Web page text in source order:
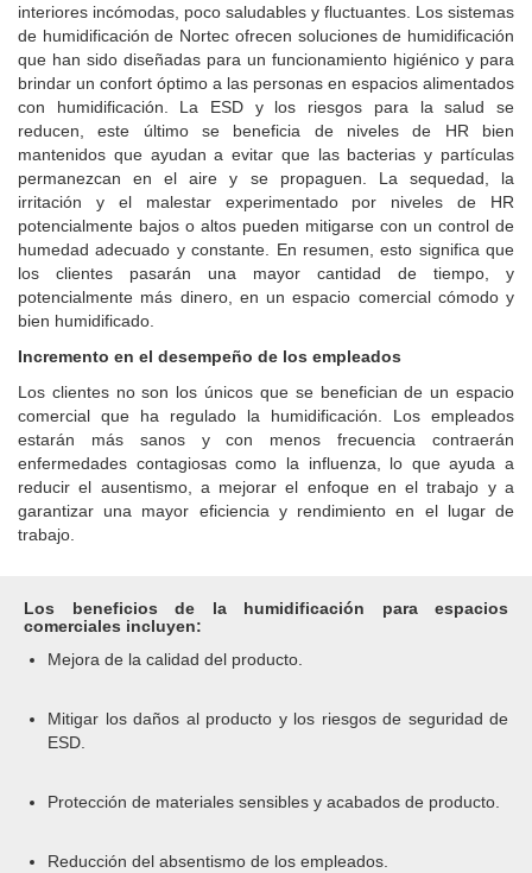
interiores incómodas, poco saludables y fluctuantes. Los sistemas
de humidificación de Nortec ofrecen soluciones de humidificación
que han sido diseñadas para un funcionamiento higiénico y para
brindar un confort óptimo a las personas en espacios alimentados
con humidificación. La ESD y los riesgos para la salud se
reducen, este último se beneficia de niveles de HR bien
mantenidos que ayudan a evitar que las bacterias y partículas
permanezcan en el aire y se propaguen. La sequedad, la
irritación y el malestar experimentado por niveles de HR
potencialmente bajos o altos pueden mitigarse con un control de
humedad adecuado y constante. En resumen, esto significa que
los clientes pasarán una mayor cantidad de tiempo, y
potencialmente más dinero, en un espacio comercial cómodo y
bien humidificado.
Incremento en el desempeño de los empleados
Los clientes no son los únicos que se benefician de un espacio
comercial que ha regulado la humidificación. Los empleados
estarán más sanos y con menos frecuencia contraerán
enfermedades contagiosas como la influenza, lo que ayuda a
reducir el ausentismo, a mejorar el enfoque en el trabajo y a
garantizar una mayor eficiencia y rendimiento en el lugar de
trabajo.
Los beneficios de la humidificación para espacios
comerciales incluyen:
Mejora de la calidad del producto.
Mitigar los daños al producto y los riesgos de seguridad de
ESD.
Protección de materiales sensibles y acabados de producto.
Reducción del absentismo de los empleados.